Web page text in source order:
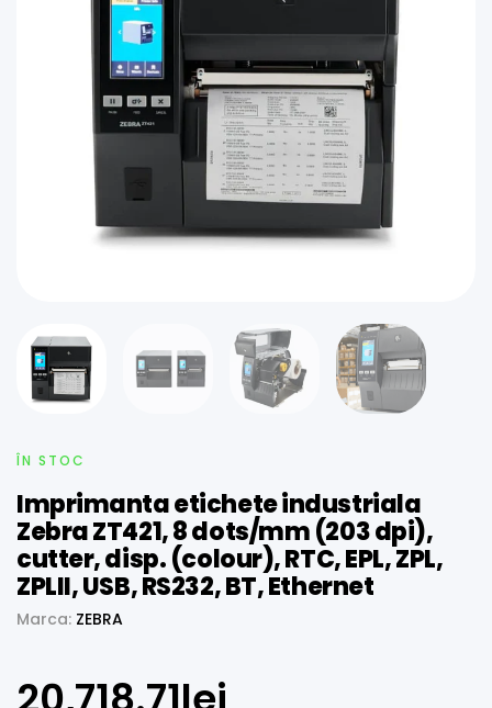
ÎN STOC
Imprimanta etichete industriala
Zebra ZT421, 8 dots/mm (203 dpi),
cutter, disp. (colour), RTC, EPL, ZPL,
ZPLII, USB, RS232, BT, Ethernet
Marca: ZEBRA